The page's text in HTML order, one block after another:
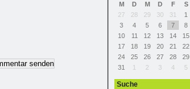
M D M D F S
27
28 29 30 31 1
3
4 5 6 7 8
10
11 12 13 14 15
17
18 19 20 21 22
24
25 26 27 28 29
31
1 2 3 4 5
Suche